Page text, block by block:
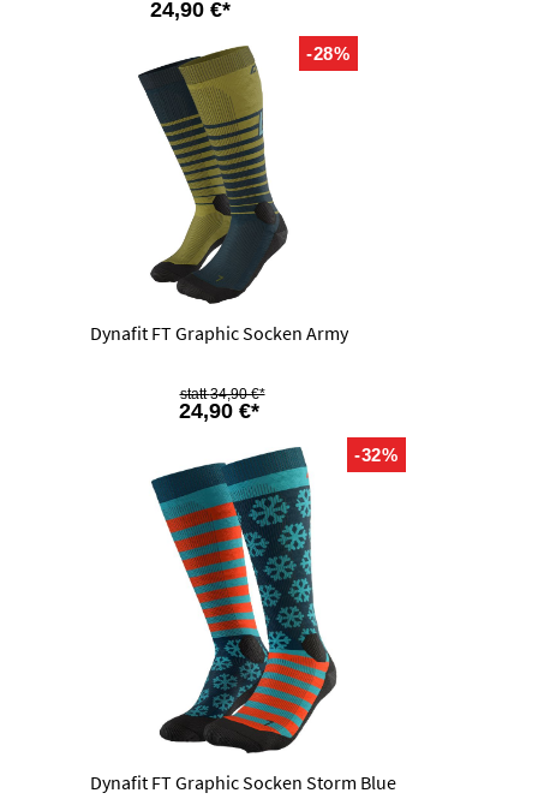
24,90 €*
-28%
Dynafit FT Graphic Socken Army
24,90 €*
34,90 €*
-32%
Dynafit FT Graphic Socken Storm Blue